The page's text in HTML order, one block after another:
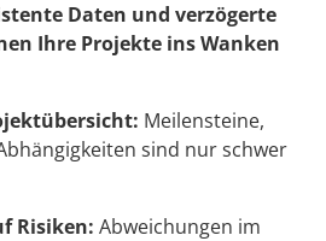
Daten und verzögerte
Ihre Projekte ins Wanken
Meilensteine,
sind nur schwer
Risiken: Abweichungen im